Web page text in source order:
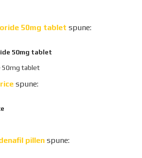
50mg tablet spune:
50mg tablet
50mg tablet
spune:
pillen spune: